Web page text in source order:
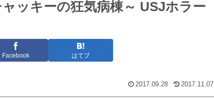
ッキーの狂気病棟～ USJホラー
Facebook はてブ
2017.09.28 2017.11.07